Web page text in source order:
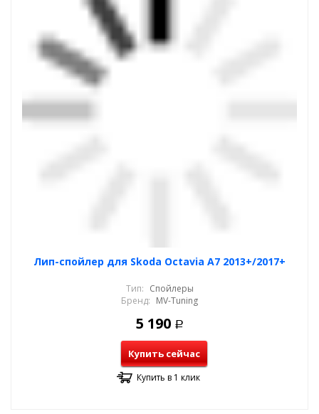
Лип-спойлер для Skoda Octavia A7 2013+/2017+
Тип: Спойлеры
Бренд: MV-Tuning
5 190 Р
Купить сейчас
Купить в 1 клик